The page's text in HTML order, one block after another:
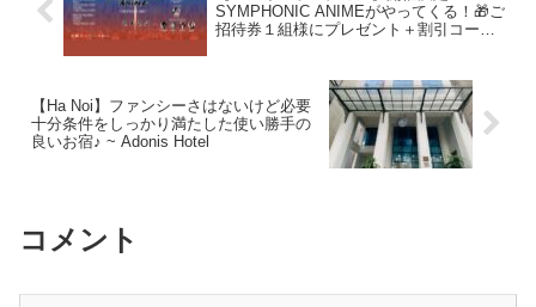
SYMPHONIC ANIMEがやってくる！🎁ご
招待券１組様にプレゼント＋割引コード
【Ha Noi】ファンシーさはないけど必要
十分条件をしっかり満たした使い勝手の
良いお宿♪ ~ Adonis Hotel
コメント